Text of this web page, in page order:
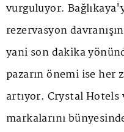
vurguluyor.
rezervasyon
yani son dakika
pazarın önemi ise her
artıyor. Crystal
markalarını